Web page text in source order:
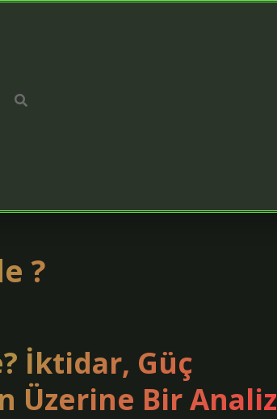
?
İktidar, Güç
Üzerine Bir Analiz